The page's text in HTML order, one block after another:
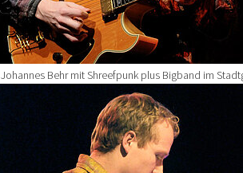
Johannes Behr mit Shreefpunk plus Bigband im